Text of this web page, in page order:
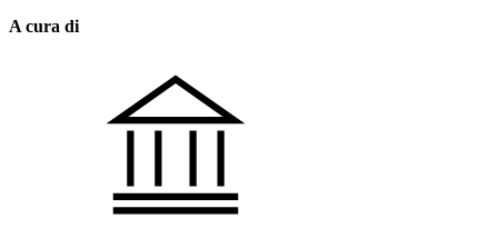
A cura di